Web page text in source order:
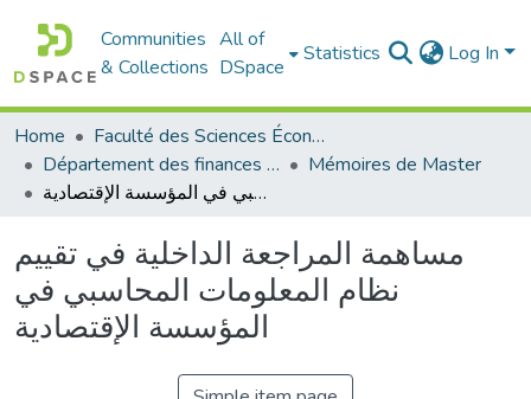
Communities
& Collections
All of
DSpace
Statistics Log In
Home
Faculté des Sciences Économiques Commerciales et des Sciences de Gestion
Département des finances et de comptabilité
Mémoires de Master
مساهمة المراجعة الداخلية في تقييم نظام المعلومات المحاسبي في المؤسسة الإقتصادية
مساهمة المراجعة الداخلية في تقييم
نظام المعلومات المحاسبي في
المؤسسة الإقتصادية